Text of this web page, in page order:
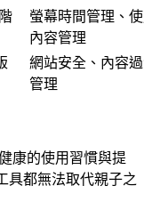
螢幕時間管理、
內容管理
網站安全、內容
管理
康的使用習慣與提
具都無法取代親子之